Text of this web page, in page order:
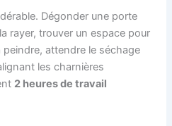
Dégonder une porte
rayer, trouver un espace pour
attendre le séchage
les charnières
2 heures de travail